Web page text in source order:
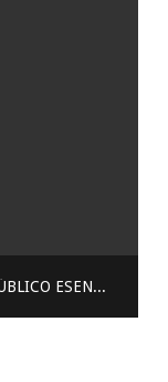
OS COMENTO: INTERNET SERVICIO PÚBLICO ESENCIAL. COMO LA VEN? ACTUAL…